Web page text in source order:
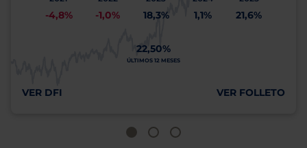
-4,8% -1,0% 18,3% 1,1% 21,6%
22,50%
ÚLTIMOS 12 MESES
VER DFI VER FOLLETO